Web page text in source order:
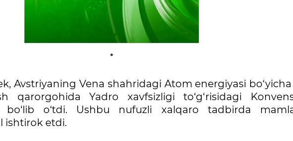
Avstriyaning Vena shahridagi Atom energiyasi
qarorgohida Yadro xavfsizligi to‘g‘risidagi
bo‘lib o‘tdi. Ushbu nufuzli xalqaro tadbirda
ishtirok etdi.